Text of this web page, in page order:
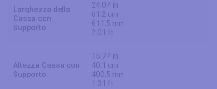
Larghezza della
Cassa con
Supporto
24.07 in
61.2 cm
611.5 mm
2.01 ft
Altezza Cassa con
Supporto
15.77 in
40.1 cm
400.5 mm
1.31 ft